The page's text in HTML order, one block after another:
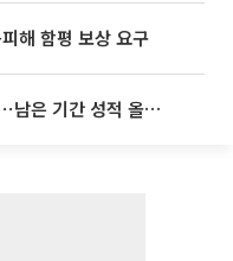
해 함평 보상 요구
'개편 전 마지막 수능' D-100⋯남은 기간 성적 올릴 전략은